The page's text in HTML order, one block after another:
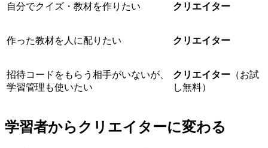
自分でクイズ・教材を作りたい クリエイター
作った教材を人に配りたい クリエイター
招待コードをもらう相手がいないが、
学習管理も使いたい
クリエイター （お試
し無料）
学習者からクリエイターに変わる